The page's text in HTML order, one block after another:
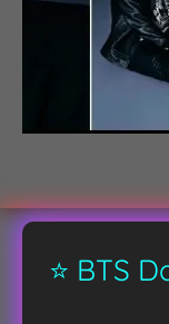
⭐ BTS